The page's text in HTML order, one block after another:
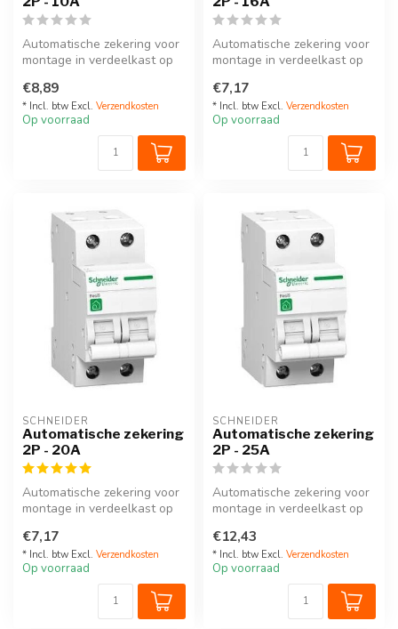
Automatische zekering voor
montage in verdeelkast op
20A wor...
€8,89
* Incl. btw Excl. Verzendkosten
Op voorraad
Automatische zekering voor
montage in verdeelkast op
€7,17
* Incl. btw Excl. Verzendkosten
Op voorraad
SCHNEIDER
Automatische zekering
2P - 20A
Automatische zekering voor
montage in verdeelkast op
Wordt ...
€7,17
* Incl. btw Excl. Verzendkosten
Op voorraad
SCHNEIDER
Automatische zekering
2P - 25A
Automatische zekering voor
montage in verdeelkast op
€12,43
* Incl. btw Excl. Verzendkosten
Op voorraad